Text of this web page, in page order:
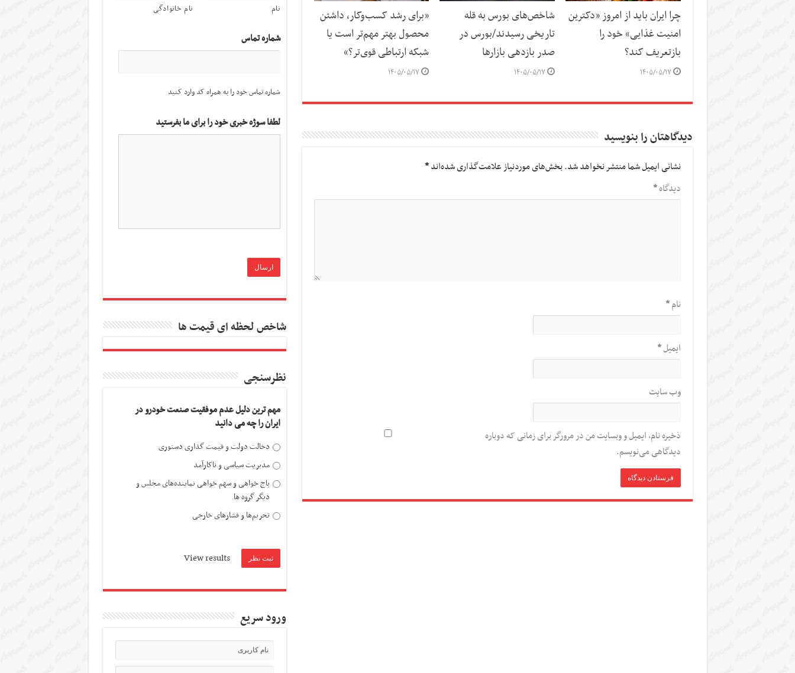
چرا ایران باید از امروز «دکترین
امنیت غذایی» خود را
بازتعریف کند؟
۱۴۰۵/۰۵/۱۷
شاخص‌های بورس به قله
تاریخی رسیدند/بورس در
صدر بازدهی بازارها
۱۴۰۵/۰۵/۱۷
«برای رشد کسب‌وکار، داشتن
محصول بهتر مهم‌تر است یا
شبکه ارتباطی قوی‌تر؟»
۱۴۰۵/۰۵/۱۷
دیدگاهتان را بنویسید
نشانی ایمیل شما منتشر نخواهد شد.بخش‌های موردنیاز علامت‌گذاری شده‌اند*
دیدگاه*
نام*
ایمیل*
وب‌ سایت
ذخیره نام، ایمیل و وبسایت من در مرورگر برای زمانی که دوباره
دیدگاهی می‌نویسم.
نام نام خانوادگی
شماره تماس
شماره تماس خود را به همراه کد وارد کنید
لطفا سوژه خبری خود را برای ما بفرستید
شاخص لحظه ای قیمت ها
نظرسنجی
مهم ترین دلیل عدم موفقیت صنعت خودرو در
ایران را چه می دانید
دخالت دولت و قیمت گذاری دستوری
مدیریت سیاسی و ناکارآمد
باج خواهی و سهم خواهی نماینده‌های مجلس و
دیگر گروه ها
تحریم‌ها و فشارهای خارجی
View results
ورود سریع